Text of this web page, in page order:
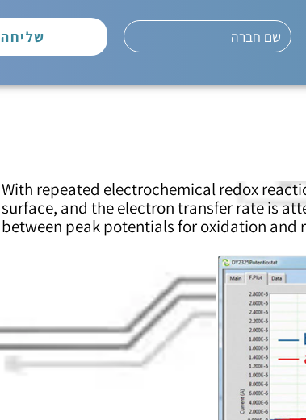
שליחה
With repeated electrochemical redox
surface, and the electron transfer rate is
between peak potentials for oxidation and